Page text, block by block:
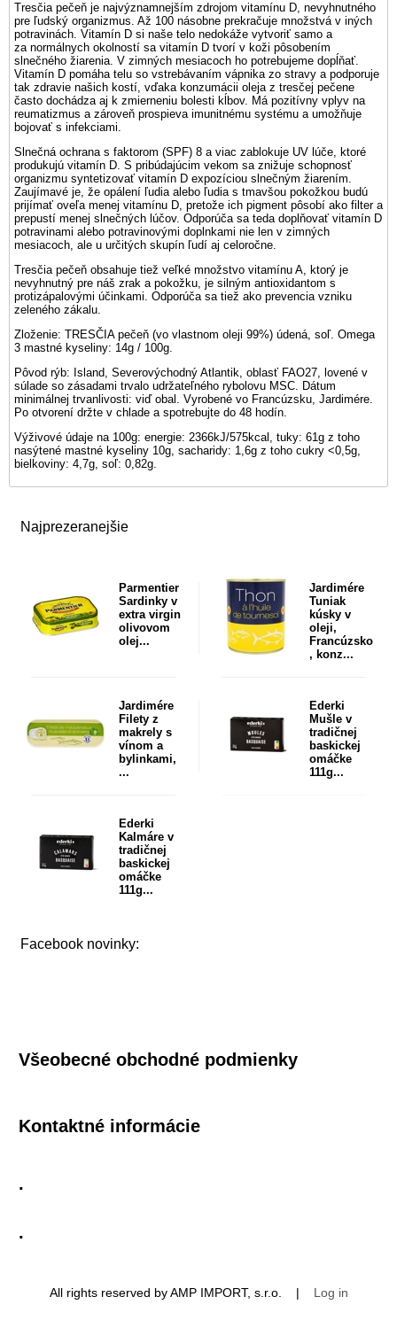
Najprezeranejšie
Parmentier
Sardinky v
extra virgin
olivovom
olej...
Jardimére
Tuniak
kúsky v
oleji,
Francúzsko
, konz...
Jardimére
Filety z
makrely s
vínom a
bylinkami,
...
Ederki
Mušle v
tradičnej
baskickej
omáčke
111g...
Ederki
Kalmáre v
tradičnej
baskickej
omáčke
111g...
Facebook novinky:
Tresčia pečeň je najvýznamnejším zdrojom vitamínu D, nevyhnutného
pre ľudský organizmus. Až 100 násobne prekračuje množstvá v iných
potravinách. Vitamín D si naše telo nedokáže vytvoriť samo a
za normálnych okolností sa vitamín D tvorí v koži pôsobením
slnečného žiarenia. V zimných mesiacoch ho potrebujeme dopĺňať.
Vitamín D pomáha telu so vstrebávaním vápnika zo stravy a podporuje
tak zdravie našich kostí, vďaka konzumácii oleja z tresčej pečene
často dochádza aj k zmierneniu bolesti kĺbov. Má pozitívny vplyv na
reumatizmus a zároveň prospieva imunitnému systému a umožňuje
bojovať s infekciami.
Slnečná ochrana s faktorom (SPF) 8 a viac zablokuje UV lúče, ktoré
produkujú vitamín D. S pribúdajúcim vekom sa znižuje schopnosť
organizmu syntetizovať vitamín D expozíciou slnečným žiarením.
Zaujímavé je, že opálení ľudia alebo ľudia s tmavšou pokožkou budú
prijímať oveľa menej vitamínu D, pretože ich pigment pôsobí ako filter a
prepustí menej slnečných lúčov. Odporúča sa teda doplňovať vitamín D
potravinami alebo potravinovými doplnkami nie len v zimných
mesiacoch, ale u určitých skupín ľudí aj celoročne.
Tresčia pečeň obsahuje tiež veľké množstvo vitamínu A, ktorý je
nevyhnutný pre náš zrak a pokožku, je silným antioxidantom s
protizápalovými účinkami. Odporúča sa tiež ako prevencia vzniku
zeleného zákalu.
Zloženie: TRESČIA pečeň (vo vlastnom oleji 99%) údená, soľ. Omega
3 mastné kyseliny: 14g / 100g.
Pôvod rýb: Island, Severovýchodný Atlantik, oblasť FAO27, lovené v
súlade so zásadami trvalo udržateľného rybolovu MSC. Dátum
minimálnej trvanlivosti: viď obal. Vyrobené vo Francúzsku, Jardimére.
Po otvorení držte v chlade a spotrebujte do 48 hodín.
Výživové údaje na 100g: energie: 2366kJ/575kcal, tuky: 61g z toho
nasýtené mastné kyseliny 10g, sacharidy: 1,6g z toho cukry <0,5g,
bielkoviny: 4,7g, soľ: 0,82g.
Všeobecné obchodné podmienky
Kontaktné informácie
.
.
All rights reserved by AMP IMPORT, s.r.o. | Log in